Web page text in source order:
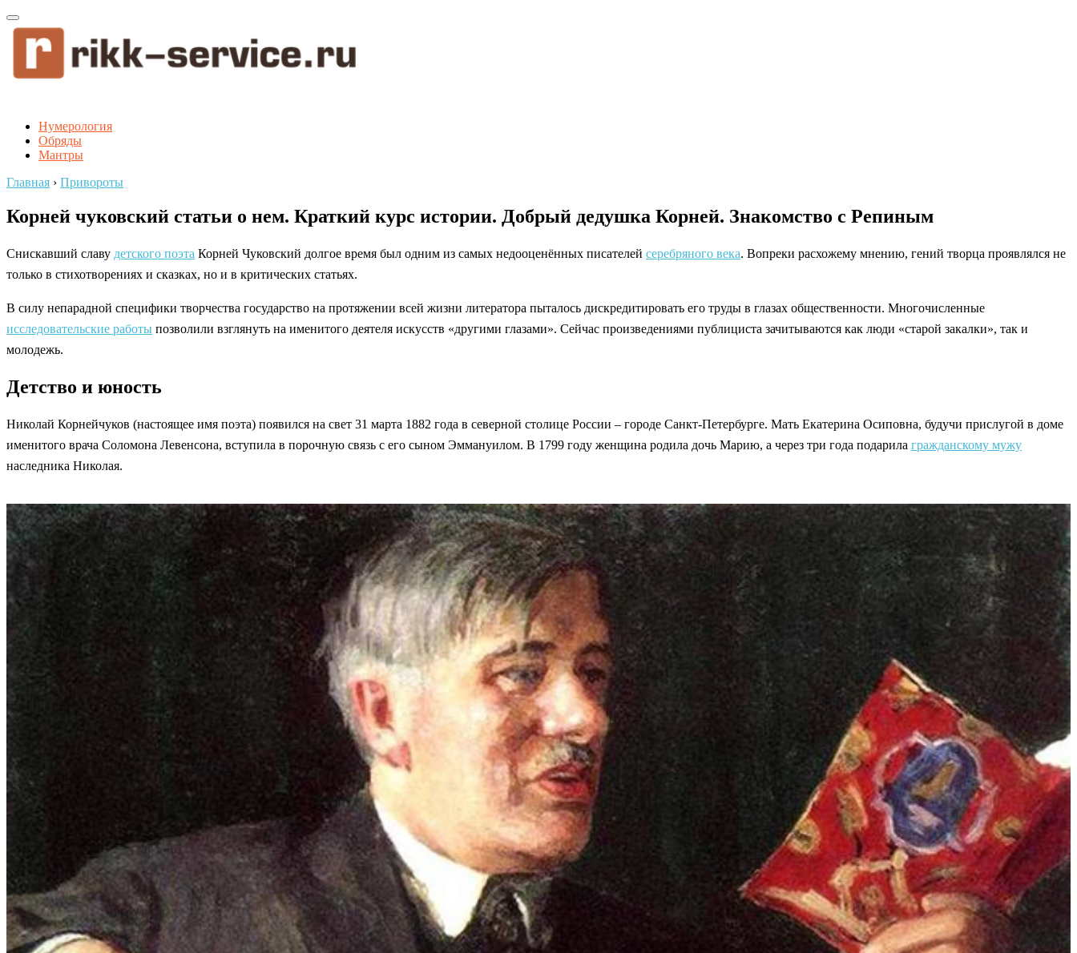
Нумерология
Обряды
Мантры
Главная › Привороты
Корней чуковский статьи о нем. Краткий курс истории. Добрый дедушка Корней. Знакомство с Репиным
Снискавший славу детского поэта Корней Чуковский долгое время был одним из самых недооценённых писателей серебряного века. Вопреки расхожему мнению, гений творца проявлялся не
только в стихотворениях и сказках, но и в критических статьях.
В силу непарадной специфики творчества государство на протяжении всей жизни литератора пыталось дискредитировать его труды в глазах общественности. Многочисленные
исследовательские работы позволили взглянуть на именитого деятеля искусств «другими глазами». Сейчас произведениями публициста зачитываются как люди «старой закалки», так и
молодежь.
Детство и юность
Николай Корнейчуков (настоящее имя поэта) появился на свет 31 марта 1882 года в северной столице России – городе Санкт-Петербурге. Мать Екатерина Осиповна, будучи прислугой в доме
именитого врача Соломона Левенсона, вступила в порочную связь с его сыном Эммануилом. В 1799 году женщина родила дочь Марию, а через три года подарила гражданскому мужу
наследника Николая.